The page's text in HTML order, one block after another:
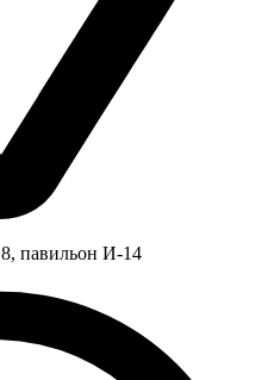
8, павильон И-14